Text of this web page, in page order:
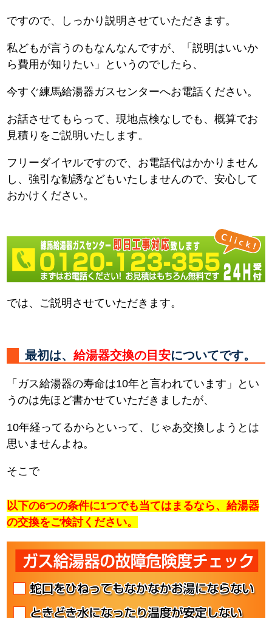
ですので、しっかり説明させていただきます。
私どもが言うのもなんなんですが、「説明はいいか
ら費用が知りたい」というのでしたら、
今すぐ練馬給湯器ガスセンターへお電話ください。
お話させてもらって、現地点検なしでも、概算でお
見積りをご説明いたします。
フリーダイヤルですので、お電話代はかかりません
し、強引な勧誘などもいたしませんので、安心して
おかけください。
では、ご説明させていただきます。
最初は、給湯器交換の目安についてです。
「ガス給湯器の寿命は10年と言われています」とい
うのは先ほど書かせていただきましたが、
10年経ってるからといって、じゃあ交換しようとは
思いませんよね。
そこで
以下の6つの条件に1つでも当てはまるなら、給湯器
の交換をご検討ください。